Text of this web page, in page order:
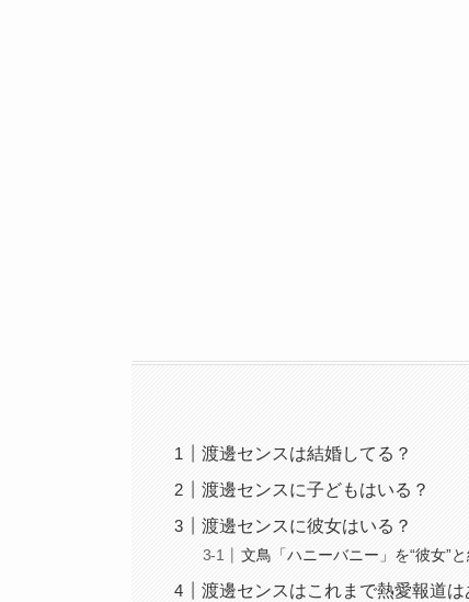
渡邊センスは結婚してる？
渡邊センスに子どもはいる？
渡邊センスに彼女はいる？
文鳥「ハニーバニー」を“彼女”と
渡邊センスはこれまで熱愛報道は